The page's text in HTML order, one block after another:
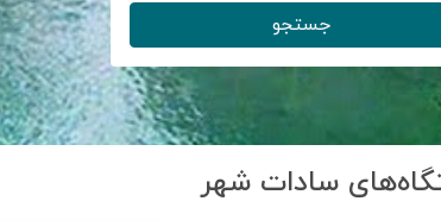
جستجو
سادات شهر